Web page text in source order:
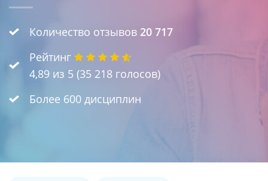
Количество отзывов 20 717
Рейтинг
4,89из 5 (35 218голосов)
Более 600 дисциплин